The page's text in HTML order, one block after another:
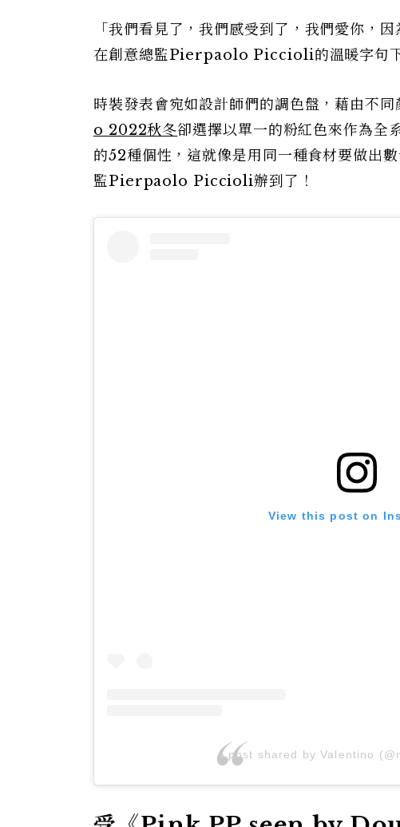
「我們看見了，我們感受到了，我們愛你
在創意總監Pierpaolo Piccioli的溫暖字句下
時裝發表會宛如設計師們的調色盤，藉由不
o 2022秋冬卻選擇以單一的粉紅色來作為全
的52種個性，這就像是用同一種食材要做出
監Pierpaolo Piccioli辦到了！
View this post on
A post shared by Valentino